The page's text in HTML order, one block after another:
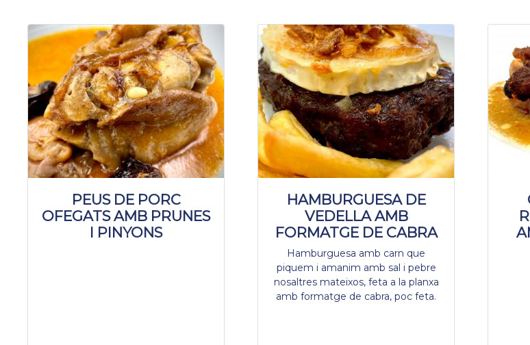
PEUS DE PORC
OFEGATS AMB PRUNES
I PINYONS
HAMBURGUESA DE
VEDELLA AMB
FORMATGE DE CABRA
Hamburguesa amb carn que
piquem i amanim amb sal i pebre
nosaltres mateixos, feta a la planxa
amb formatge de cabra, poc feta.